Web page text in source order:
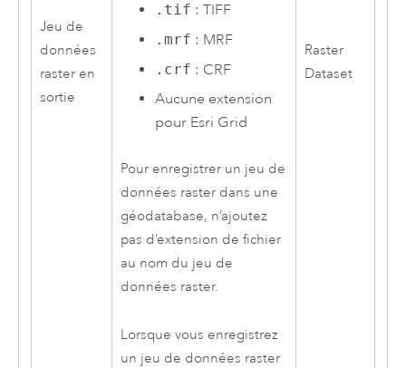
Jeu de
données
raster en
sortie
.tif : TIFF
.mrf : MRF
.crf : CRF
Aucune extension
pour Esri Grid
Pour enregistrer un jeu de
données raster dans une
géodatabase, n’ajoutez
pas d’extension de fichier
au nom du jeu de
données raster.
Lorsque vous enregistrez
un jeu de données raster
Raster
Dataset